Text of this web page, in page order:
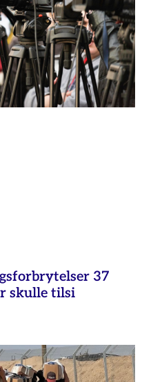
37
skulle tilsi